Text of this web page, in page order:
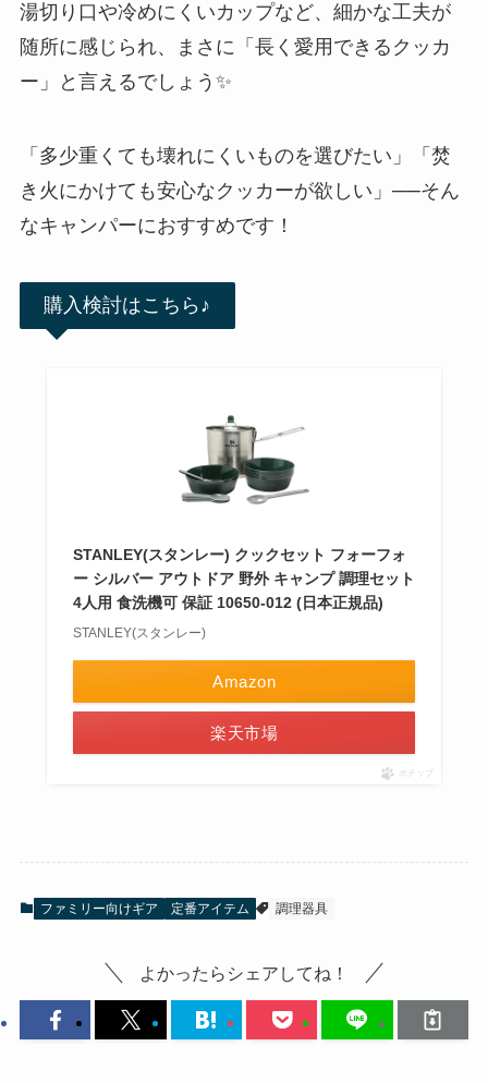
湯切り口や冷めにくいカップなど、細かな工夫が
随所に感じられ、まさに「長く愛用できるクッカ
ー」と言えるでしょう✨
「多少重くても壊れにくいものを選びたい」「焚
き火にかけても安心なクッカーが欲しい」──そん
なキャンパーにおすすめです！
購入検討はこちら♪
STANLEY(スタンレー) クックセット フォーフォ
ー シルバー アウトドア 野外 キャンプ 調理セット
4人用 食洗機可 保証 10650-012 (日本正規品)
STANLEY(スタンレー)
Amazon
楽天市場
ポチップ
ファミリー向けギア 定番アイテム 調理器具
よかったらシェアしてね！